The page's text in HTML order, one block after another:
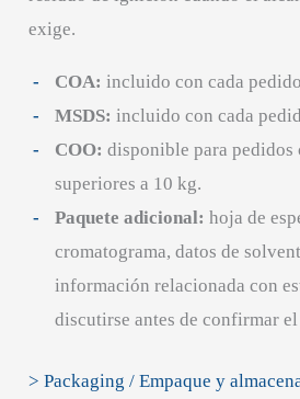
exige.
COA: incluido con cada
MSDS: incluido con cada
COO: disponible para pedidos
superiores a 10 kg.
Paquete adicional: hoja de
cromatograma, datos de
información relacionada con
discutirse antes de confirmar
> Packaging / Empaque y